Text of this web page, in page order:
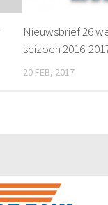
Nieuwsbrief 26
seizoen 2016-
20 FEB, 2017